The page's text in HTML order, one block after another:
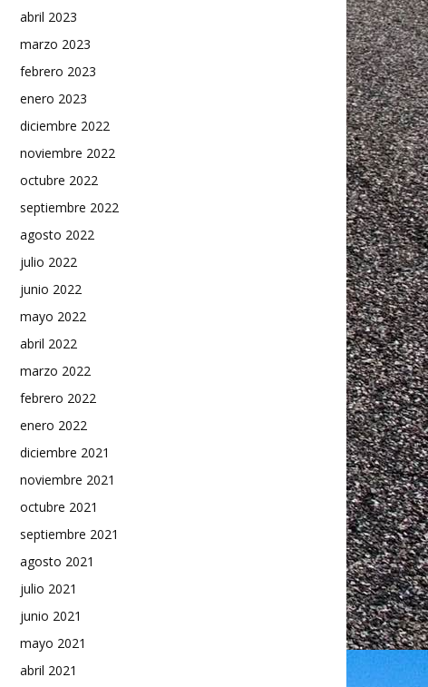
abril 2023
marzo 2023
febrero 2023
enero 2023
diciembre 2022
noviembre 2022
octubre 2022
septiembre 2022
agosto 2022
julio 2022
junio 2022
mayo 2022
abril 2022
marzo 2022
febrero 2022
enero 2022
diciembre 2021
noviembre 2021
octubre 2021
septiembre 2021
agosto 2021
julio 2021
junio 2021
mayo 2021
abril 2021